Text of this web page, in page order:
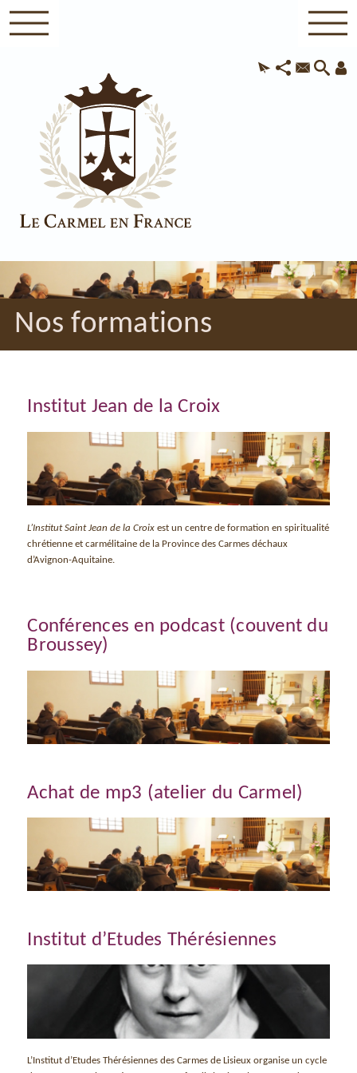
Nos formations
Institut Jean de la Croix
L’Institut Saint Jean de la Croix est un centre de formation en spiritualité
chrétienne et carmélitaine de la Province des Carmes déchaux
d’Avignon-Aquitaine.
Conférences en podcast (couvent du
Broussey)
Achat de mp3 (atelier du Carmel)
Institut d’Etudes Thérésiennes
L’Institut d’Etudes Thérésiennes des Carmes de Lisieux organise un cycle